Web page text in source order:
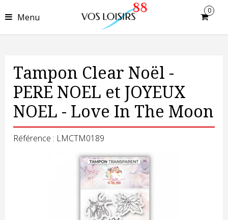
Menu
0
Tampon Clear Noël -
PERE NOEL et JOYEUX
NOEL - Love In The Moon
Référence : LMCTM0189